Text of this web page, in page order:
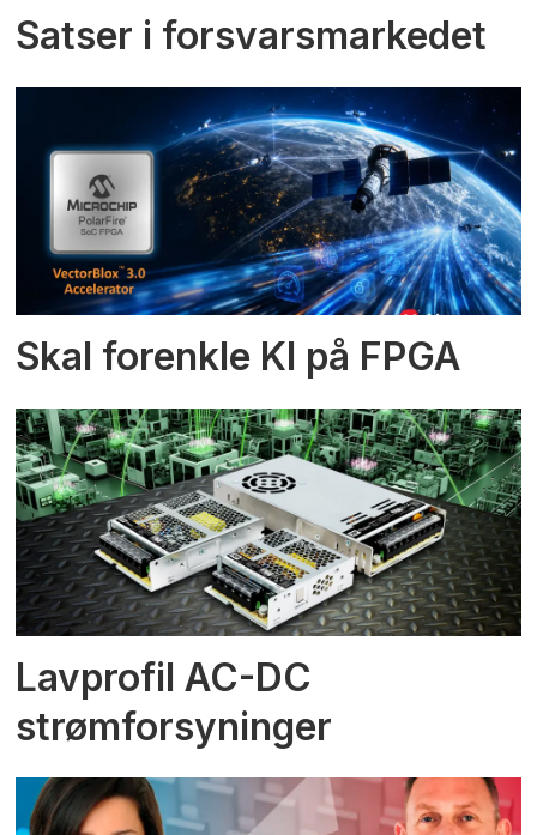
Satser i forsvarsmarkedet
Skal forenkle KI på FPGA
Lavprofil AC-DC
strømforsyninger